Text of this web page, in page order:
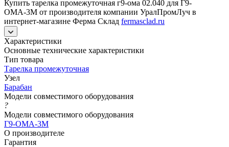
Купить тарелка промежуточная г9-ома 02.040 для Г9-
ОМА-3М от производителя компании УралПромЛуч в
интернет-магазине Ферма Склад fermasclad.ru
Характеристики
Основные технические характеристики
Тип товара
Тарелка промежуточная
Узел
Барабан
Модели совместимого оборудования
?
Модели совместимого оборудования
Г9-ОМА-3М
О производителе
Гарантия